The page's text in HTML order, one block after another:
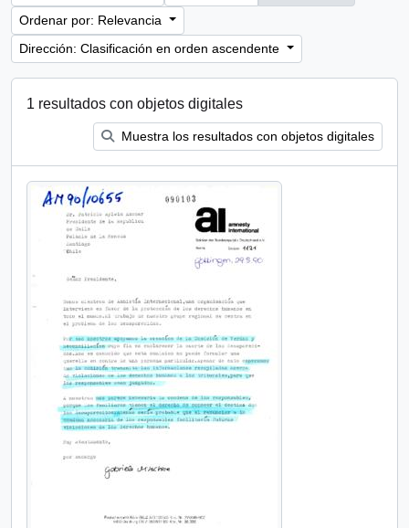
Ordenar por: Relevancia
Dirección: Clasificación en orden ascendente
1 resultados con objetos digitales
Muestra los resultados con objetos digitales